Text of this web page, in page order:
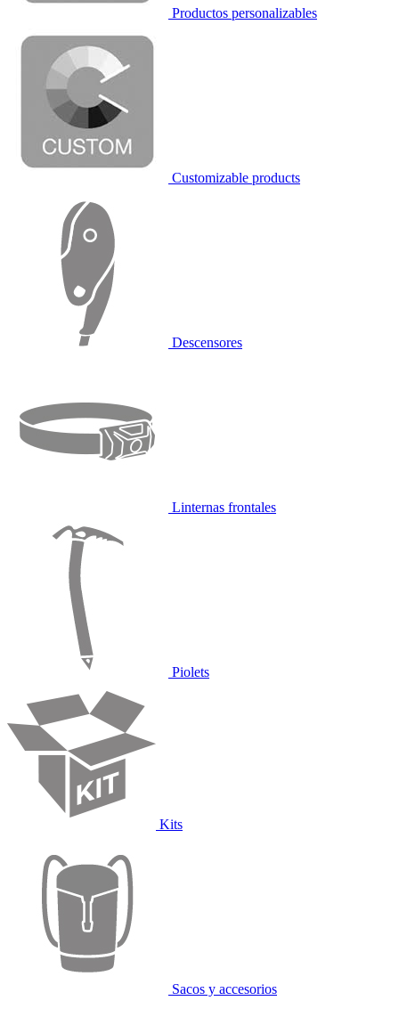
Productos personalizables
Customizable products
Descensores
Linternas frontales
Piolets
Kits
Sacos y accesorios